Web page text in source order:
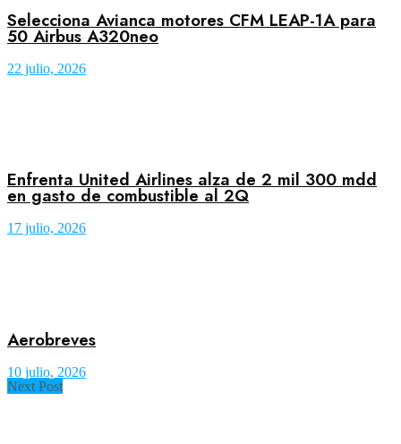
Selecciona Avianca motores CFM LEAP-1A para
50 Airbus A320neo
22 julio, 2026
Enfrenta United Airlines alza de 2 mil 300 mdd
en gasto de combustible al 2Q
17 julio, 2026
Aerobreves
10 julio, 2026
Next Post